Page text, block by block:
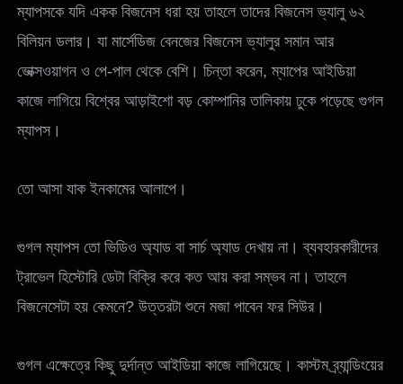
ম্যাপসকে যদি একক বিজনেস ধরা হয় তাহলে তাদের বিজনেস ভ্যালু ৬২
বিলিয়ন ডলার। যা মার্সেডিজ বেনজের বিজনেস ভ্যালুর সমান আর
ভোক্সওয়াগন ও পে-পাল থেকে বেশি। চিন্তা করেন, ম্যাপের আইডিয়া
কাজে লাগিয়ে বিশ্বের আড়াইশো বড় কোম্পানির তালিকায় ঢুকে পড়েছে গুগল
ম্যাপস।
তো আসা যাক ইনকামের আলাপে।
গুগল ম্যাপস তো ভিডিও অ্যাড বা সার্চ অ্যাড দেখায় না। ব্যবহারকারীদের
ট্রাভেল হিস্টোরি ডেটা বিক্রি করে কত আয় করা সম্ভব না। তাহলে
বিজনেসেটা হয় কেমনে? উত্তরটা শুনে মজা পাবেন ফর সিউর।
গুগল এক্ষেত্রে কিছু দুর্দান্ত আইডিয়া কাজে লাগিয়েছে। কাস্টম ব্র্যান্ডিংয়ের